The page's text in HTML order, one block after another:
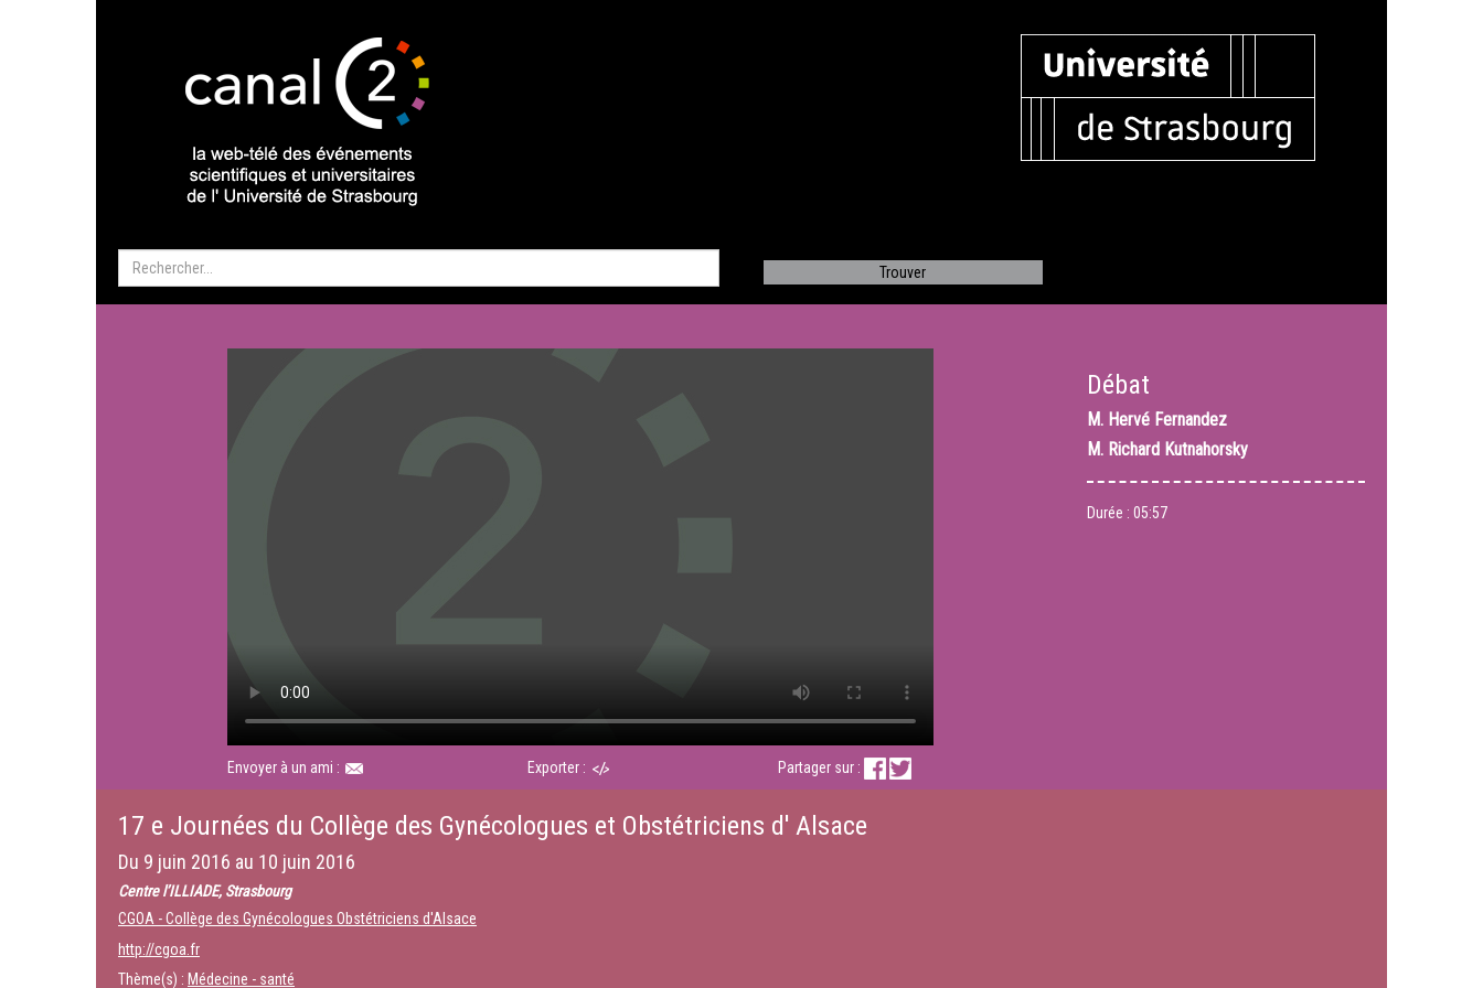
Envoyer à un ami : Exporter : Partager sur :
Débat
M. Hervé Fernandez
M. Richard Kutnahorsky
Durée : 05:57
17 e Journées du Collège des Gynécologues et Obstétriciens d' Alsace
Du 9 juin 2016 au 10 juin 2016
Centre l’ILLIADE, Strasbourg
CGOA - Collège des Gynécologues Obstétriciens d'Alsace
http://cgoa.fr
Thème(s) : Médecine - santé